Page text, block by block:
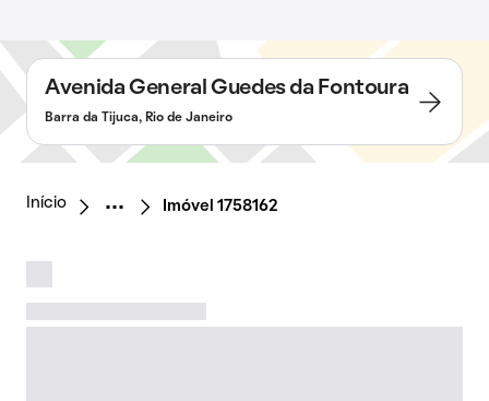
Avenida General Guedes da Fontoura
Barra da Tijuca, Rio de Janeiro
Início Imóvel 1758162